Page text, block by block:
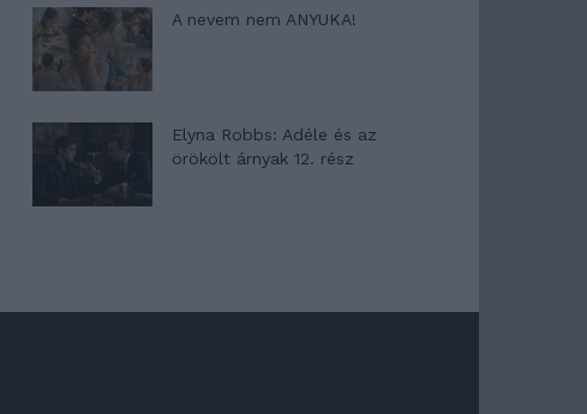
A nevem nem ANYUKA!
Elyna Robbs: Adéle és az
örökölt árnyak 12. rész